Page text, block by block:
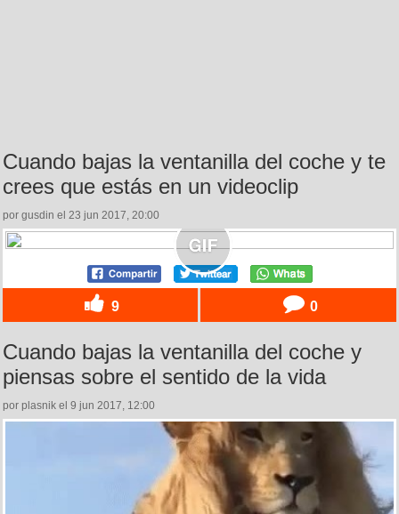
Cuando bajas la ventanilla del coche y te
crees que estás en un videoclip
por gusdin el 23 jun 2017, 20:00
9 0
Cuando bajas la ventanilla del coche y
piensas sobre el sentido de la vida
por plasnik el 9 jun 2017, 12:00